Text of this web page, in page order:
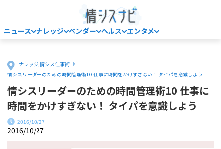
ニュース ナレッジ ベンダー ヘルス エンタメ
Home
ナレッジ 情シス仕事術
情シスリーダーのための時間管理術10 仕事に時間をかけすぎない！ タイパを意識しよう
情シスリーダーのための時間管理術10 仕事に
時間をかけすぎない！ タイパを意識しよう
2016/10/27
2016/10/27